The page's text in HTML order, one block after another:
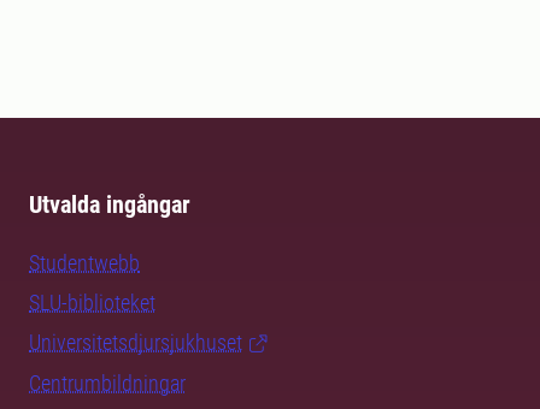
Utvalda ingångar
Studentwebb
SLU-biblioteket
Universitetsdjursjukhuset
Centrumbildningar